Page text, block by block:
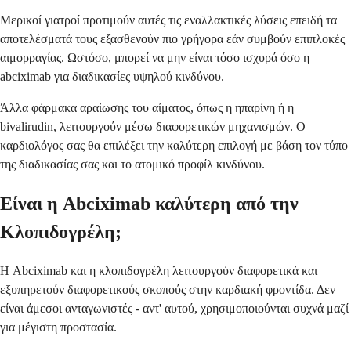
Μερικοί γιατροί προτιμούν αυτές τις εναλλακτικές λύσεις επειδή τα
αποτελέσματά τους εξασθενούν πιο γρήγορα εάν συμβούν επιπλοκές
αιμορραγίας. Ωστόσο, μπορεί να μην είναι τόσο ισχυρά όσο η
abciximab για διαδικασίες υψηλού κινδύνου.
Άλλα φάρμακα αραίωσης του αίματος, όπως η ηπαρίνη ή η
bivalirudin, λειτουργούν μέσω διαφορετικών μηχανισμών. Ο
καρδιολόγος σας θα επιλέξει την καλύτερη επιλογή με βάση τον τύπο
της διαδικασίας σας και το ατομικό προφίλ κινδύνου.
Είναι η Abciximab καλύτερη από την
Κλοπιδογρέλη;
Η Abciximab και η κλοπιδογρέλη λειτουργούν διαφορετικά και
εξυπηρετούν διαφορετικούς σκοπούς στην καρδιακή φροντίδα. Δεν
είναι άμεσοι ανταγωνιστές - αντ' αυτού, χρησιμοποιούνται συχνά μαζί
για μέγιστη προστασία.